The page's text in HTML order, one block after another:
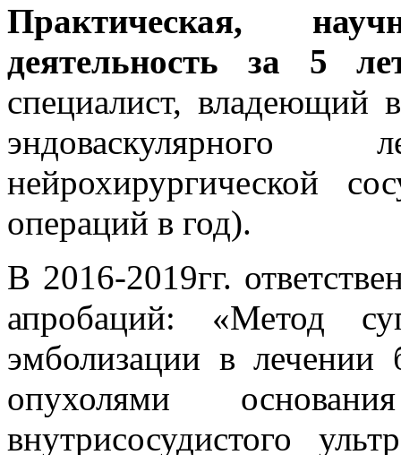
Практическая,
деятельность за 5
специалист, владеющий
нейрохирургической
операций в год).
В 2016-2019гг.
апробаций: «Метод
эмболизации в лечении
опухолями
внутрисосудистого